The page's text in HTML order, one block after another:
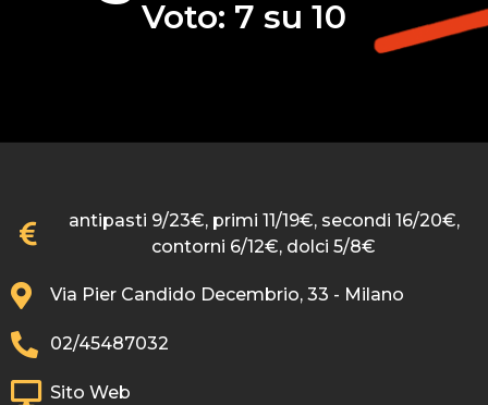
Voto: 7 su 10
antipasti 9/23€, primi 11/19€, secondi 16/20€,
contorni 6/12€, dolci 5/8€
Via Pier Candido Decembrio, 33 - Milano
02/45487032
Sito Web